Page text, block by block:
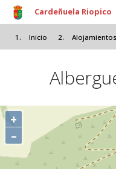
Pasar al
Cardeñuela Riopico
Inicio Alojamientos
+
–